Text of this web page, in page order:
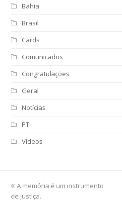
Bahia
Brasil
Cards
Comunicados
Congratulações
Geral
Notícias
PT
Vídeos
previous
post:
A memória é um instrumento
de justiça.